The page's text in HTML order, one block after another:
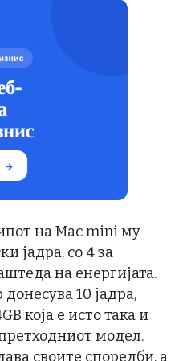
на Mac mini му
јадра, со 4 за
на енергијата.
10 јадра,
која е исто така и
модел.
своите споредби, а